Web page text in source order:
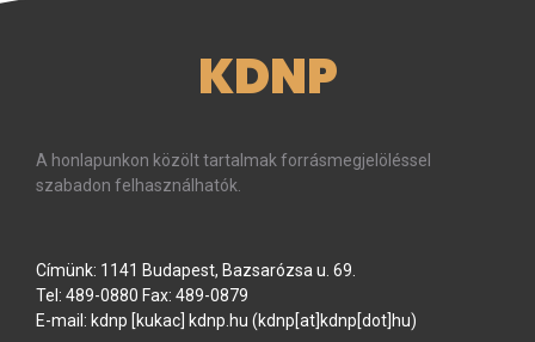
KDNP
A honlapunkon közölt tartalmak forrásmegjelöléssel
szabadon felhasználhatók.
Címünk: 1141 Budapest, Bazsarózsa u. 69.
Tel: 489-0880 Fax: 489-0879
E-mail: kdnp [kukac] kdnp hu (kdnp[at]kdnp[dot]hu)